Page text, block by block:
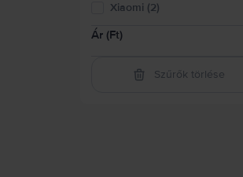
Xiaomi (2)
Ár (Ft)
Szűrők törlése